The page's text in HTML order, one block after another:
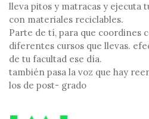
lleva pitos y matracas y ejecuta
con materiales reciclables.
Parte de tí, para que coordines
diferentes cursos que llevas.
de tu facultad ese día.
también pasa la voz que hay
los de post- grado